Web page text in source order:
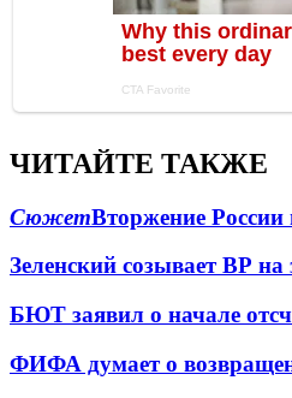
ЧИТАЙТЕ ТАКЖЕ
СюжетВторжение
Зеленский созывает ВР
БЮТ заявил о начале
ФИФА думает о